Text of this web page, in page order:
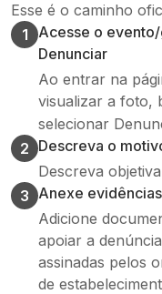
Esse é o caminho
1
Acesse o
Denunciar
Ao entrar na
visualizar a foto,
selecionar
2 Descreva o
Descreva
3 Anexe evidências
Adicione
apoiar a
assinadas pelos
de